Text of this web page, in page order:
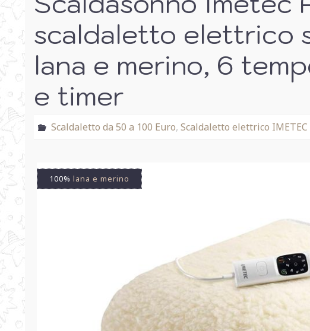
scaldaletto elettrico
lana e merino, 6
e timer
Scaldaletto da 50 a 100 Euro, Scaldaletto elettrico IMETEC
100% lana e merino